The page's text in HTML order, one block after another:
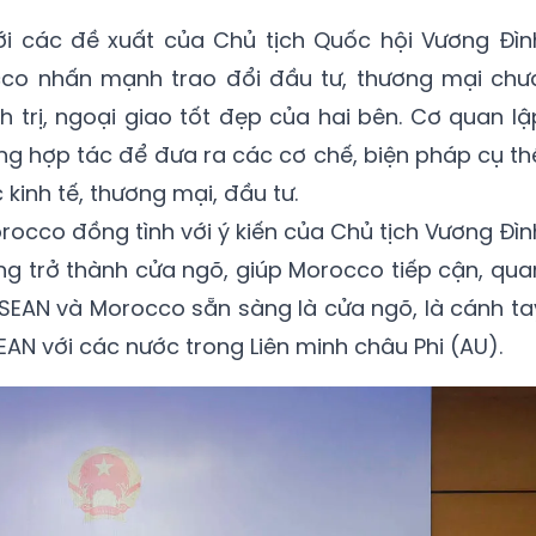
các đề xuất của Chủ tịch Quốc hội Vương
nhấn mạnh trao đổi đầu tư, thương mại
trị, ngoại giao tốt đẹp của hai bên. Cơ quan
hợp tác để đưa ra các cơ chế, biện pháp cụ
tế, thương mại, đầu tư.
đồng tình với ý kiến của Chủ tịch Vương
trở thành cửa ngõ, giúp Morocco tiếp cận,
và Morocco sẵn sàng là cửa ngõ, là cánh
với các nước trong Liên minh châu Phi (AU).